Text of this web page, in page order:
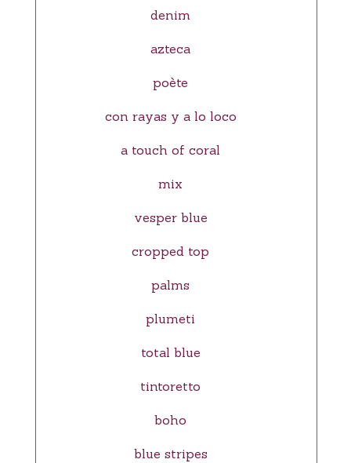
denim
azteca
poète
con rayas y a lo loco
a touch of coral
mix
vesper blue
cropped top
palms
plumeti
total blue
tintoretto
boho
blue stripes